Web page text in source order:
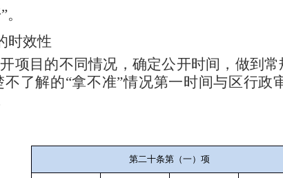
时效性
项目的不同情况，确定公开时间，做到
了解的“拿不准”情况第一时间与区行
第二十条第（一）项